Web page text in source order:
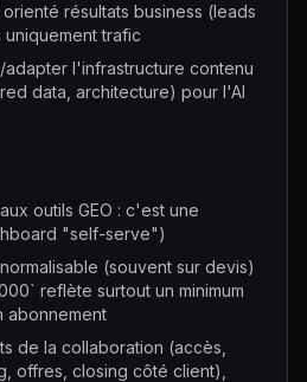
résultats business (leads
trafic
l'infrastructure contenu
data, architecture) pour l'AI
outils GEO : c'est une
"self-serve")
(souvent sur devis)
reflète surtout un minimum
abonnement
de la collaboration (accès,
offres, closing côté client),